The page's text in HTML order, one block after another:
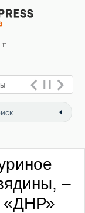
г
–
«ДНР»